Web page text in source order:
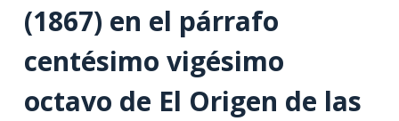
e
d
(1867) en el párrafo
centésimo vigésimo
octavo de El Origen de las